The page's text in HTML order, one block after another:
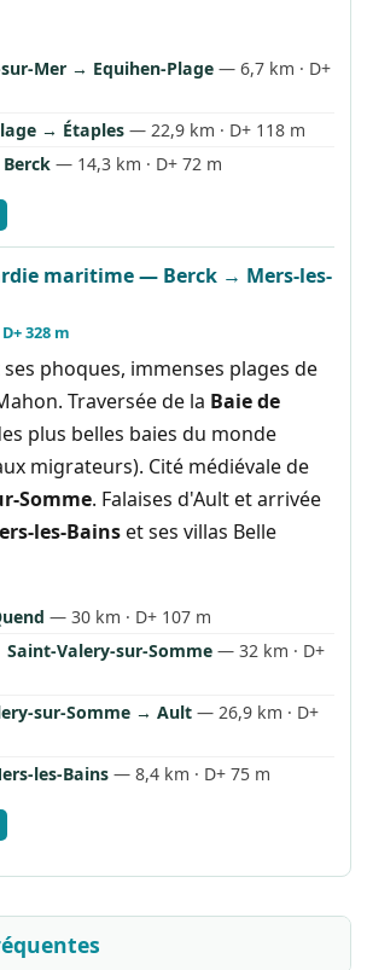
sur-Mer → Equihen-Plage— 6,7 km · D+
→ Étaples— 22,9 km · D+ 118 m
— 14,3 km · D+ 72 m
maritime — Berck → Mers-les-
328 m
phoques, immenses plages de
Traversée de la Baie de
plus belles baies du monde
migrateurs). Cité médiévale de
Somme. Falaises d'Ault et arrivée
les-Bainset ses villas Belle
— 30 km · D+ 107 m
Saint-Valery-sur-Somme— 32 km · D+
sur-Somme → Ault— 26,9 km · D+
les-Bains— 8,4 km · D+ 75 m